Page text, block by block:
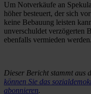
Um Notverkäufe an
höher besteuert, der sich
keine Bebauung leisten
unverschuldet verzögerten
ebenfalls vermieden werden.
Dieser Bericht stammt aus
können Sie das
abonnieren.